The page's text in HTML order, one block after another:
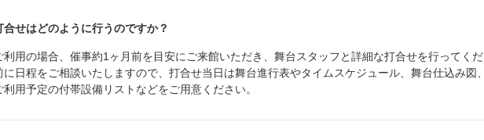
合せはどのように行うのですか？
利用の場合、催事約1ヶ月前を目安にご来館いただき、舞台スタッフと詳細な打合せを行ってくだ
に日程をご相談いたしますので、打合せ当日は舞台進行表やタイムスケジュール、舞台仕込み図
用予定の付帯設備リストなどをご用意ください。